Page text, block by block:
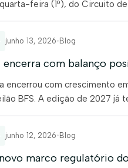
feira (1º), do Circuito
junho 13, 2026• Blog
encerra com balanço
encerrou com crescimento
BFS. A edição de 2027
junho 12, 2026• Blog
marco regulatório